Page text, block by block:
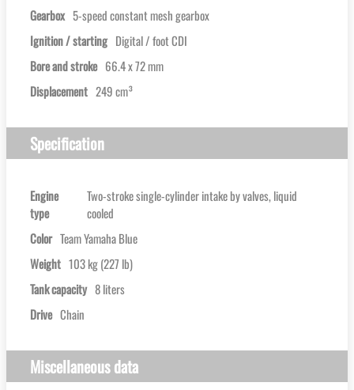
Gearbox 5-speed constant mesh gearbox
Ignition / starting Digital / foot CDI
Bore and stroke 66.4 x 72 mm
Displacement 249 cm³
Specification
Engine
type
Two-stroke single-cylinder intake by valves, liquid
cooled
Color Team Yamaha Blue
Weight 103 kg (227 lb)
Tank capacity 8 liters
Drive Chain
Miscellaneous data